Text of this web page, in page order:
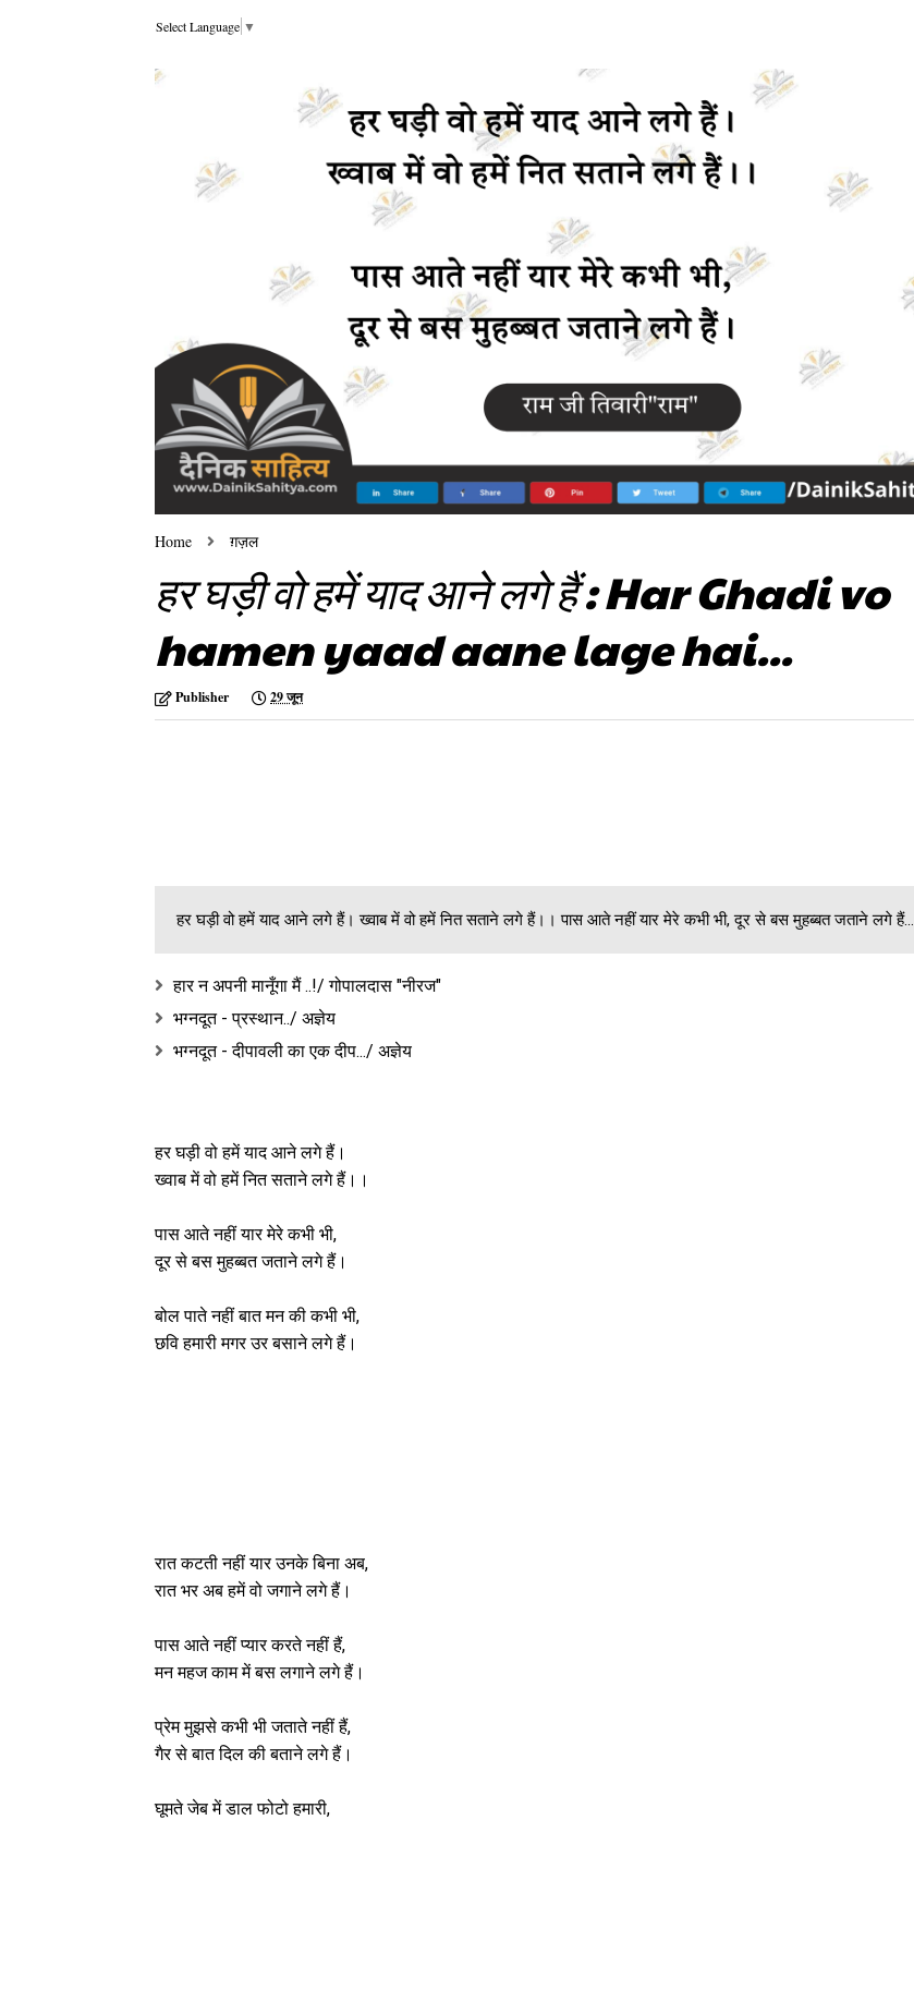
Select Language ▼
Home ग़ज़ल
हर घड़ी वो हमें याद आने लगे हैं : Har Ghadi vo
hamen yaad aane lage hai...
Publisher 29 जून
हर घड़ी वो हमें याद आने लगे हैं। ख्वाब में वो हमें नित सताने लगे हैं।। पास आते नहीं यार मेरे कभी भी, दूर से बस मुहब्बत जताने लगे हैं...
हार न अपनी मानूँगा मैं ..!/ गोपालदास "नीरज"
भग्नदूत - प्रस्थान../ अज्ञेय
भग्नदूत - दीपावली का एक दीप.../ अज्ञेय
हर घड़ी वो हमें याद आने लगे हैं।
ख्वाब में वो हमें नित सताने लगे हैं।।
पास आते नहीं यार मेरे कभी भी,
दूर से बस मुहब्बत जताने लगे हैं।
बोल पाते नहीं बात मन की कभी भी,
छवि हमारी मगर उर बसाने लगे हैं।
रात कटती नहीं यार उनके बिना अब,
रात भर अब हमें वो जगाने लगे हैं।
पास आते नहीं प्यार करते नहीं हैं,
मन महज काम में बस लगाने लगे हैं।
प्रेम मुझसे कभी भी जताते नहीं हैं,
गैर से बात दिल की बताने लगे हैं।
घूमते जेब में डाल फोटो हमारी,